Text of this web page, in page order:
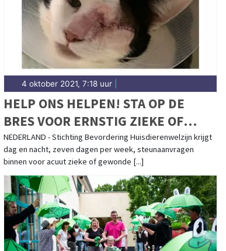
4 oktober 2021, 7:18 uur|
HELP ONS HELPEN! STA OP DE
BRES VOOR ERNSTIG ZIEKE OF
GEWONDE MINIMA HUISDIEREN
NEDERLAND - Stichting Bevordering Huisdierenwelzijn krijgt
dag en nacht, zeven dagen per week, steunaanvragen
binnen voor acuut zieke of gewonde [...]